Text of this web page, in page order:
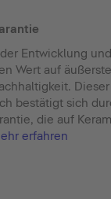
Entwicklung und
Wert auf äußerste
Dieser
bestätigt sich
die auf
erfahren